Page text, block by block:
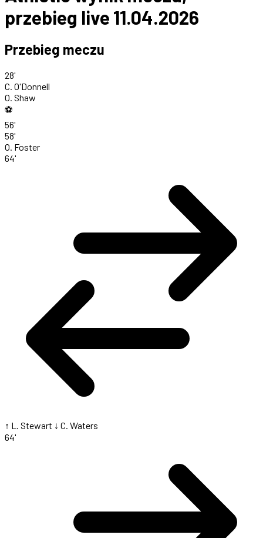
przebieg live 11.04.2026
Przebieg meczu
28'
C. O'Donnell
O. Shaw
⚽
56'
58'
O. Foster
64'
↑ L. Stewart ↓ C. Waters
64'